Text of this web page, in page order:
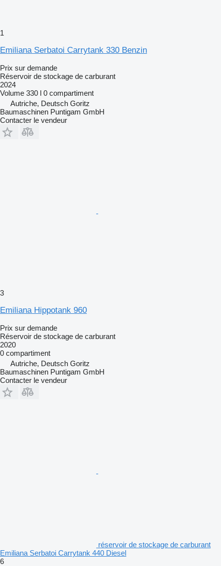
1
Emiliana Serbatoi Carrytank 330 Benzin
Prix sur demande
Réservoir de stockage de carburant
2024
Volume 330 l 0 compartiment
Autriche, Deutsch Goritz
Baumaschinen Puntigam GmbH
Contacter le vendeur
3
Emiliana Hippotank 960
Prix sur demande
Réservoir de stockage de carburant
2020
0 compartiment
Autriche, Deutsch Goritz
Baumaschinen Puntigam GmbH
Contacter le vendeur
réservoir de stockage de carburant
Emiliana Serbatoi Carrytank 440 Diesel
6